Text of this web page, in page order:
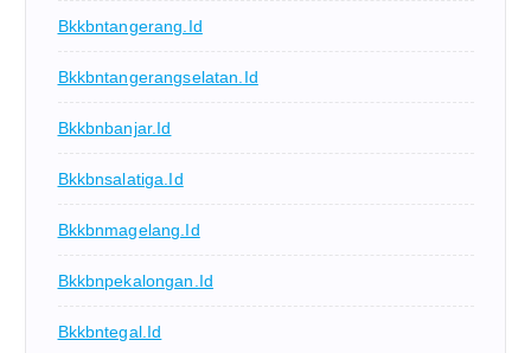
Bkkbntangerang.id
Bkkbntangerangselatan.id
Bkkbnbanjar.id
Bkkbnsalatiga.id
Bkkbnmagelang.id
Bkkbnpekalongan.id
Bkkbntegal.id